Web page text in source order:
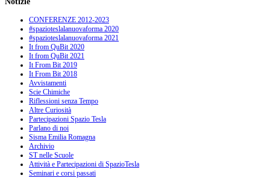
CONFERENZE 2012-2023
#spazioteslalanuovaforma 2020
#spazioteslalanuovaforma 2021
It from QuBit 2020
It from QuBit 2021
It From Bit 2019
It From Bit 2018
Avvistamenti
Scie Chimiche
Riflessioni senza Tempo
Altre Curiosità
Partecipazioni Spazio Tesla
Parlano di noi
Sisma Emilia Romagna
Archivio
ST nelle Scuole
Attività e Partecipazioni di SpazioTesla
Seminari e corsi passati